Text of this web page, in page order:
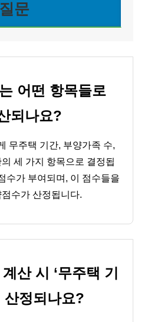
문
어떤 항목들로
되나요?
무주택 기간, 부양가족 수,
세 가지 항목으로 결정됩
수가 부여되며, 이 점수들을
수가 산정됩니다.
산 시 ‘무주택 기
산정되나요?